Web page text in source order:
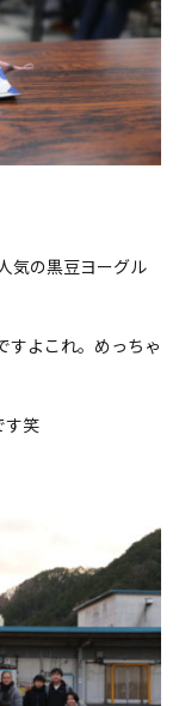
気の黒豆ヨーグル
すよこれ。めっちゃ
す笑